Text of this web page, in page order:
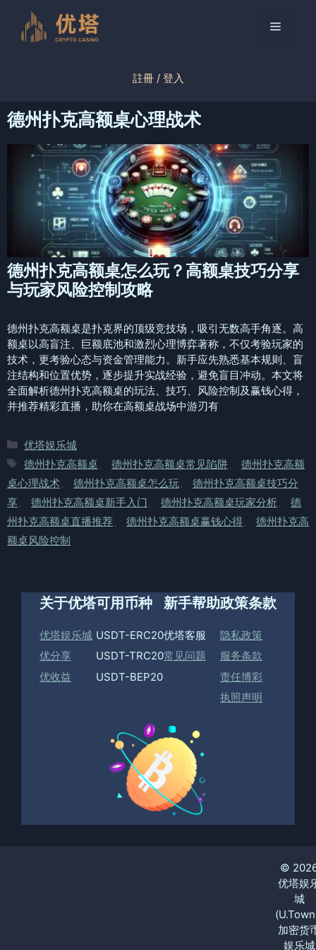
菜
註冊 / 登入
德州扑克高额桌心理战术
德州扑克高额桌怎么玩？高额桌技巧分享
与玩家风险控制攻略
德州扑克高额桌是扑克界的顶级竞技场，吸引无数高手角逐。高
额桌以高盲注、巨额底池和激烈心理博弈著称，不仅考验玩家的
技术，更考验心态与资金管理能力。新手应先熟悉基本规则、盲
注结构和位置优势，逐步提升实战经验，避免盲目冲动。本文将
全面解析德州扑克高额桌的玩法、技巧、风险控制及赢钱心得，
并推荐精彩直播，助你在高额桌战场中游刃有
分
类
优塔娱乐城
标
签
德州扑克高额桌 德州扑克高额桌常见陷阱
德州扑克高额
桌心理战术
德州扑克高额桌怎么玩
德州扑克高额桌技巧分
享
德州扑克高额桌新手入门 德州扑克高额桌玩家分析
德
州扑克高额桌直播推荐
德州扑克高额桌赢钱心得
德州扑克高
额桌风险控制
关于优塔
优塔娱乐城
优分享
优收益
可用币种
USDT-ERC20
USDT-TRC20
USDT-BEP20
新手帮助
优塔客服
常见问题
政策条款
隐私政策
服务条款
责任博彩
执照声明
©
优塔娱
城
加密货
娱乐城